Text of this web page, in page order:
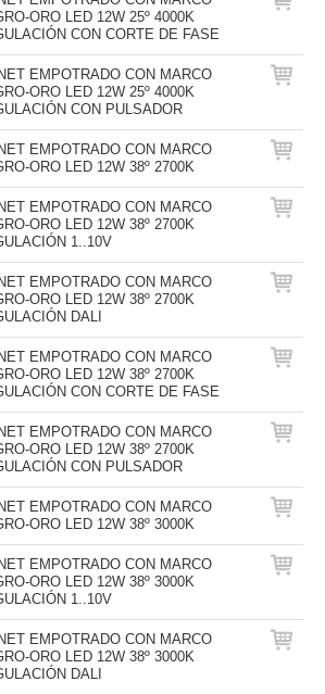
ORO LED 12W 25º 4000K
CON CORTE DE FASE
EMPOTRADO CON MARCO
ORO LED 12W 25º 4000K
CON PULSADOR
EMPOTRADO CON MARCO
ORO LED 12W 38º 2700K
EMPOTRADO CON MARCO
ORO LED 12W 38º 2700K
1..10V
EMPOTRADO CON MARCO
ORO LED 12W 38º 2700K
DALI
EMPOTRADO CON MARCO
ORO LED 12W 38º 2700K
CON CORTE DE FASE
EMPOTRADO CON MARCO
ORO LED 12W 38º 2700K
CON PULSADOR
EMPOTRADO CON MARCO
ORO LED 12W 38º 3000K
EMPOTRADO CON MARCO
ORO LED 12W 38º 3000K
1..10V
EMPOTRADO CON MARCO
ORO LED 12W 38º 3000K
DALI